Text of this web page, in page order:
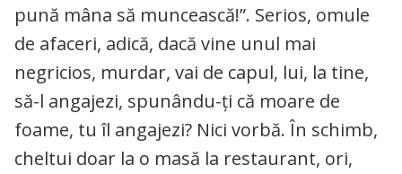
pună mâna să muncească!”. Serios, omule
de afaceri, adică, dacă vine unul mai
negricios, murdar, vai de capul, lui, la tine,
să-l angajezi, spunându-ți că moare de
foame, tu îl angajezi? Nici vorbă. În schimb,
cheltui doar la o masă la restaurant, ori,